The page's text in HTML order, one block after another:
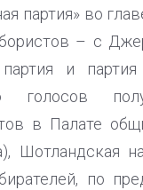
партия» во
– с
и
голосов
в Палате
Шотландская
по